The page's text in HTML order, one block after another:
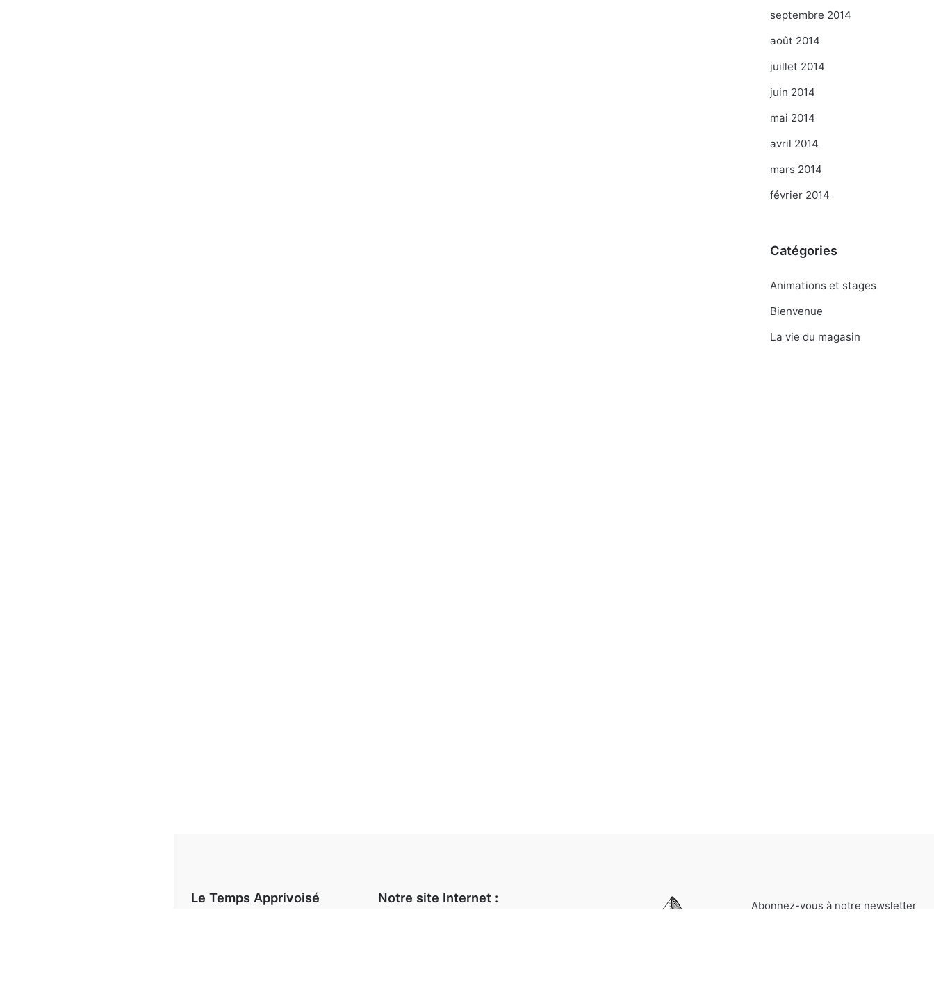
septembre 2014
août 2014
juillet 2014
juin 2014
mai 2014
avril 2014
mars 2014
février 2014
Catégories
Animations et stages
Bienvenue
La vie du magasin
Le Temps Apprivoisé Notre site Internet :
Abonnez-vous à notre newsletter